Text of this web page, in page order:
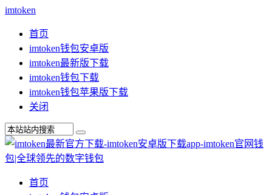
imtoken
首页
imtoken钱包安卓版
imtoken最新版下载
imtoken钱包下载
imtoken钱包苹果版下载
关闭
首页